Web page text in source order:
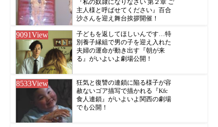
『私の奴隷になりなさい 第２章 ご
主人様と呼ばせてください』百合
沙さんを迎え舞台挨拶開催！
9091View
子どもを返してほしいんです…特
別養子縁組で男の子を迎え入れた
夫婦の運命が動き出す『朝が来
る』がいよいよ劇場公開！
8533View
狂気と復讐の連鎖に陥る様子が容
赦ないゴア描写で描かれる『Kfc
食人連鎖』がいよいよ関西の劇場
でも公開！